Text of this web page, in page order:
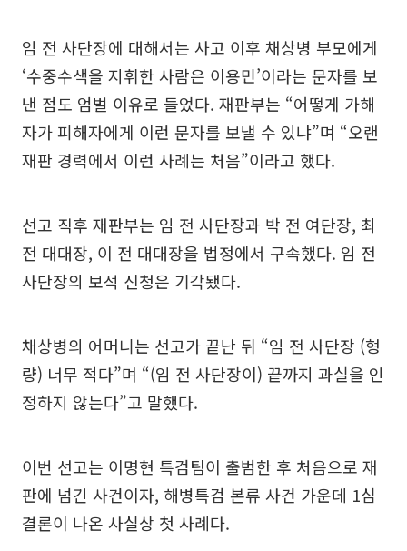
임 전 사단장에 대해서는 사고 이후 채상병 부모에게
‘수중수색을 지휘한 사람은 이용민’이라는 문자를 보
낸 점도 엄벌 이유로 들었다. 재판부는 “어떻게 가해
자가 피해자에게 이런 문자를 보낼 수 있냐”며 “오랜
재판 경력에서 이런 사례는 처음”이라고 했다.
선고 직후 재판부는 임 전 사단장과 박 전 여단장, 최
전 대대장, 이 전 대대장을 법정에서 구속했다. 임 전
사단장의 보석 신청은 기각됐다.
채상병의 어머니는 선고가 끝난 뒤 “임 전 사단장 (형
량) 너무 적다”며 “(임 전 사단장이) 끝까지 과실을 인
정하지 않는다”고 말했다.
이번 선고는 이명현 특검팀이 출범한 후 처음으로 재
판에 넘긴 사건이자, 해병특검 본류 사건 가운데 1심
결론이 나온 사실상 첫 사례다.